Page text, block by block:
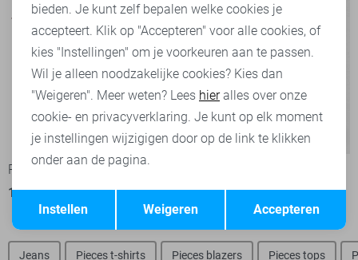
-20%
Pieces T-shirt
13,60 16,99
20,00 39,99
Jeans Pieces t-shirts Pieces blazers Pieces tops
Terug Opslaan
bieden. Je kunt zelf bepalen welke cookies je
accepteert. Klik op "Accepteren" voor alle cookies, of
kies "Instellingen" om je voorkeuren aan te passen.
Wil je alleen noodzakelijke cookies? Kies dan
"Weigeren". Meer weten? Lees hieralles over onze
cookie- en privacyverklaring. Je kunt op elk moment
je instellingen wijzigigen door op de link te klikken
onder aan de pagina.
Accepteren
Weigeren
Instellen